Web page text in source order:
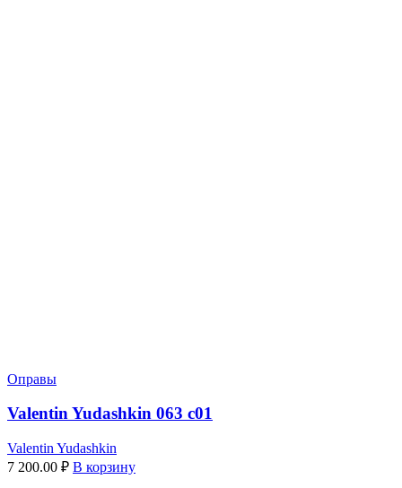
Оправы
Valentin Yudashkin 063 c01
Valentin Yudashkin
7 200.00 ₽ В корзину